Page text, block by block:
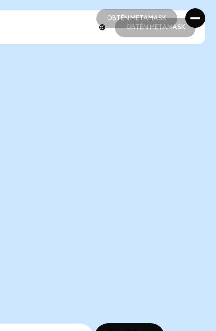
OBTÉN METAMASK
OBTÉN METAMASK
OBTÉN METAMASK